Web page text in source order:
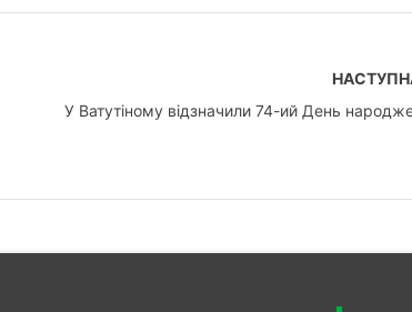
У Ватутіному відзначили 74-ий День